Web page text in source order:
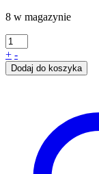
8 w magazynie
+ -
Dodaj do koszyka